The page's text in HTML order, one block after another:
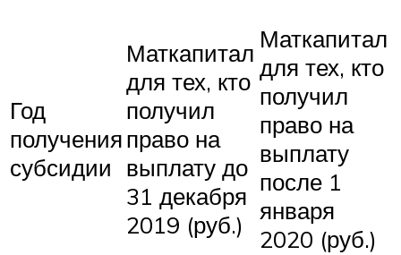
Год
получения
субсидии
Маткапитал
для тех, кто
получил
право на
выплату до
31 декабря
2019 (руб.)
Маткапитал
для тех, кто
получил
право на
выплату
после 1
января
2020 (руб.)